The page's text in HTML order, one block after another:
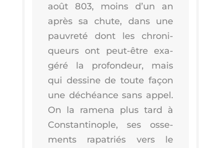
août 803, moins d’un an
après sa chute, dans une
pau­vre­té dont les chro­ni­
queurs ont peut-être exa­
gé­ré la pro­fon­deur, mais
qui des­sine de toute façon
une déchéance sans appel.
On la rame­na plus tard à
Constan­ti­nople, ses osse­
ments rapa­triés vers le